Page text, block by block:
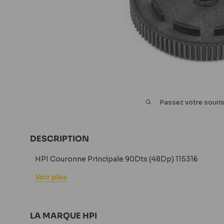
Passez votre
DESCRIPTION
HPI Couronne Principale 90Dts (48Dp) 115316
Voir plus
LA MARQUE HPI